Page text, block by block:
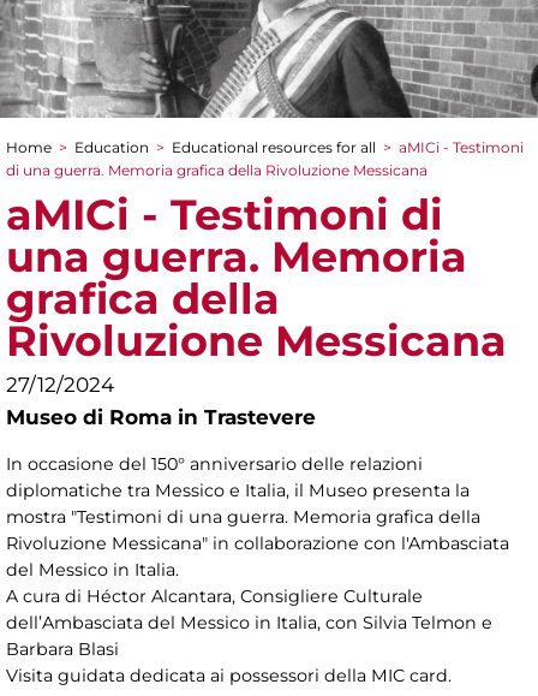
You are here
Home > Education > Educational resources for all > aMICi - Testimoni
di una guerra. Memoria grafica della Rivoluzione Messicana
aMICi - Testimoni di
una guerra. Memoria
grafica della
Rivoluzione Messicana
27/12/2024
Museo di Roma in Trastevere
In occasione del 150° anniversario delle relazioni
diplomatiche tra Messico e Italia, il Museo presenta la
mostra "Testimoni di una guerra. Memoria grafica della
Rivoluzione Messicana" in collaborazione con l'Ambasciata
del Messico in Italia.
A cura di Héctor Alcantara, Consigliere Culturale
dell’Ambasciata del Messico in Italia, con Silvia Telmon e
Barbara Blasi
Visita guidata dedicata ai possessori della MIC card.